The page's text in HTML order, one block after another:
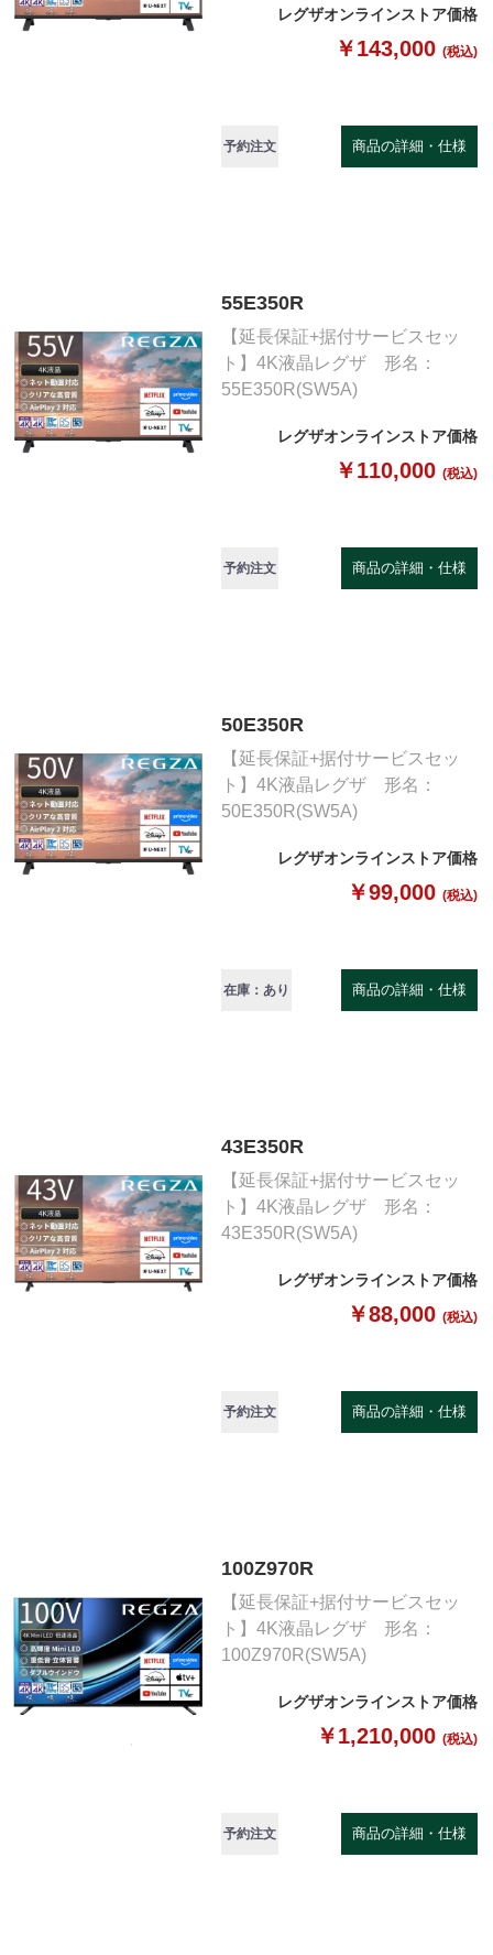
レグザオンラインストア価格
￥143,000 (税込)
予約注文 商品の詳細・仕様
55E350R
【延長保証+据付サービスセッ
ト】4K液晶レグザ 形名：
55E350R(SW5A)
レグザオンラインストア価格
￥110,000 (税込)
予約注文 商品の詳細・仕様
50E350R
【延長保証+据付サービスセッ
ト】4K液晶レグザ 形名：
50E350R(SW5A)
レグザオンラインストア価格
￥99,000 (税込)
在庫：あり 商品の詳細・仕様
43E350R
【延長保証+据付サービスセッ
ト】4K液晶レグザ 形名：
43E350R(SW5A)
レグザオンラインストア価格
￥88,000 (税込)
予約注文 商品の詳細・仕様
100Z970R
【延長保証+据付サービスセッ
ト】4K液晶レグザ 形名：
100Z970R(SW5A)
レグザオンラインストア価格
￥1,210,000 (税込)
予約注文 商品の詳細・仕様